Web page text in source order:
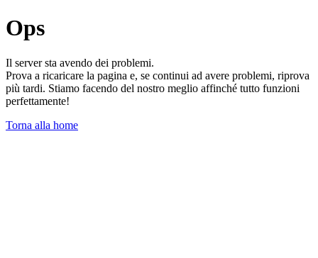
Ops
Il server sta avendo dei problemi.
Prova a ricaricare la pagina e, se continui ad avere problemi, riprova
più tardi. Stiamo facendo del nostro meglio affinché tutto funzioni
perfettamente!
Torna alla home